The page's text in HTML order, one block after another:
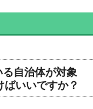
自治体が対象
いいですか？